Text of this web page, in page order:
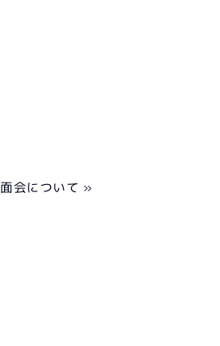
面会について »